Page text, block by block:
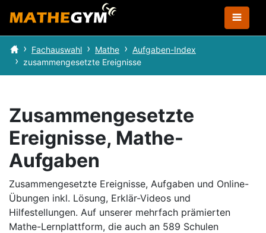
Fachauswahl Mathe
Aufgaben-Index
zusammengesetzte Ereignisse
Zusammengesetzte
Ereignisse, Mathe-
Aufgaben
Zusammengesetzte Ereignisse, Aufgaben und Online-
Übungen inkl. Lösung, Erklär-Videos und
Hilfestellungen. Auf unserer mehrfach prämierten
Mathe-Lernplattform, die auch an 589 Schulen